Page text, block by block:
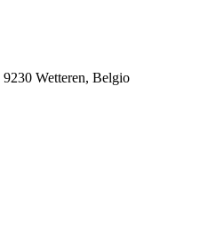
9230 Wetteren, Belgio